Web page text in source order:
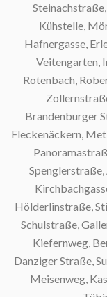
Kühstelle,
Hafnergasse,
Veitengarten,
Rotenbach,
Brandenburger
Fleckenäckern,
Hölderlinstraße,
Schulstraße,
Kiefernweg,
Danziger Straße,
Meisenweg,